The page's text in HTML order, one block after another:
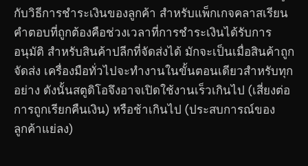
กับวิธีการชำระเงินของลูกค้า สำหรับแพ็กเกจคลาสเรียน
คำตอบที่ถูกต้องคือช่วงเวลาที่การชำระเงินได้รับการ
อนุมัติ สำหรับสินค้าปลีกที่จัดส่งได้ มักจะเป็นเมื่อสินค้าถูก
จัดส่ง เครื่องมือทั่วไปจะทำงานในขั้นตอนเดียวสำหรับทุก
อย่าง ดังนั้นสตูดิโอจึงอาจเปิดใช้งานเร็วเกินไป (เสี่ยงต่อ
การถูกเรียกคืนเงิน) หรือช้าเกินไป (ประสบการณ์ของ
ลูกค้าแย่ลง)